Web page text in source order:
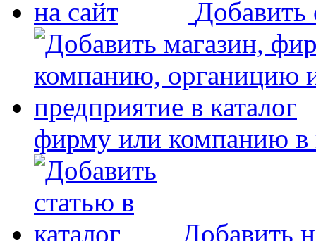
Добавить
фирму или компанию в
Добавить